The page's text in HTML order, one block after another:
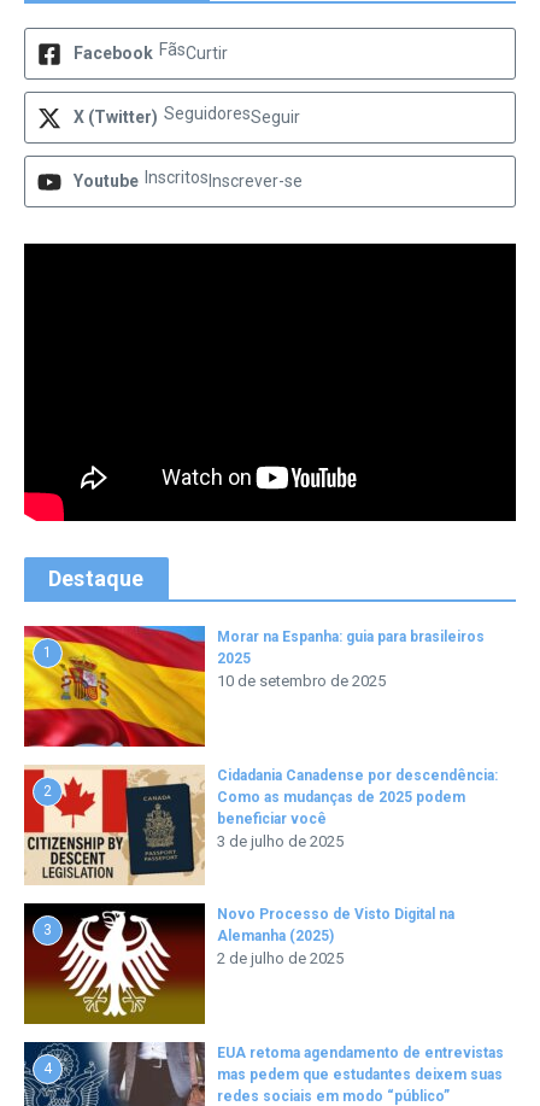
Facebook FãsCurtir
X (Twitter) SeguidoresSeguir
Youtube Inscritos Inscrever-se
Destaque
1
Morar na Espanha: guia para brasileiros
2025
10 de setembro de 2025
2
Cidadania Canadense por descendência:
Como as mudanças de 2025 podem
beneficiar você
3 de julho de 2025
3
Novo Processo de Visto Digital na
Alemanha (2025)
2 de julho de 2025
4
EUA retoma agendamento de entrevistas
mas pedem que estudantes deixem suas
redes sociais em modo “público”